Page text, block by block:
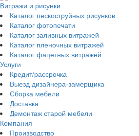
Витражи и рисунки
Каталог пескоструйных рисунков
Каталог фотопечати
Каталог заливных витражей
Каталог пленочных витражей
Каталог фацетных витражей
Услуги
Кредит/рассрочка
Выезд дизайнера-замерщика
Сборка мебели
Доставка
Демонтаж старой мебели
Компания
Производство